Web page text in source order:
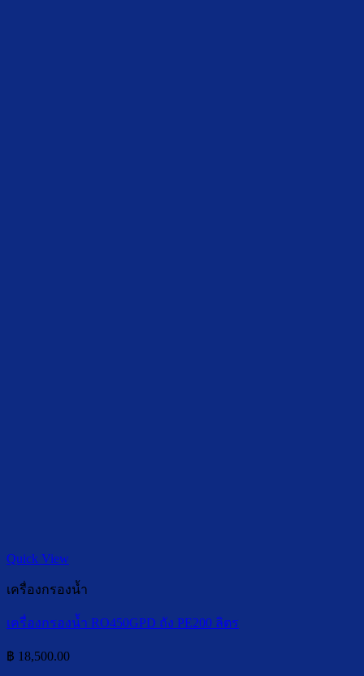
Quick View
เครื่องกรองน้ำ
เครื่องกรองน้ำ RO450GPD ถัง PE200 ลิตร
฿ 18,500.00